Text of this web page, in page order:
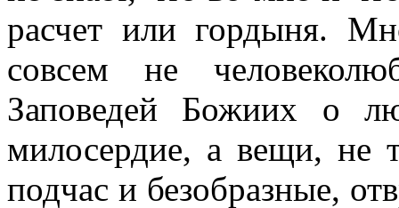
расчет или гордыня.
совсем не
Заповедей Божиих о
милосердие, а вещи, не
подчас и безобразные,